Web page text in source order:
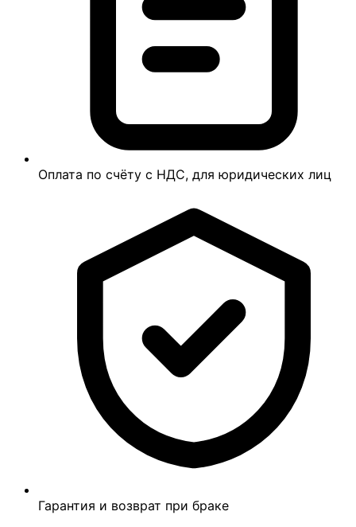
Оплата по счёту с НДС, для юридических лиц
Гарантия и возврат при браке